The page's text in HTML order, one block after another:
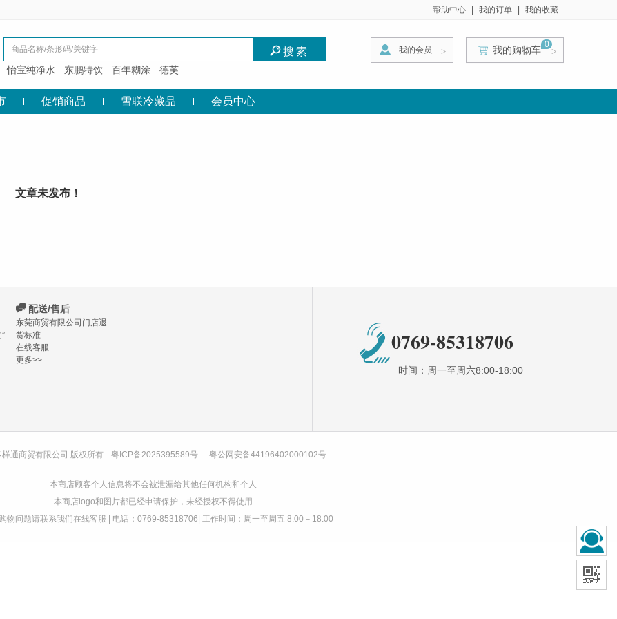
帮助中心 我的订单 我的收藏
I搜索
怡宝纯净水 东鹏特饮 百年糊涂 德芙
>
我的会员 > >
0
我的购物车
促销商品 雪联冷藏品 会员中心
文章未发布！
C配送/售后
东莞商贸有限公司门店退
货标准
在线客服
更多>>
0769-85318706
时间：周一至周六8:00-18:00
样通商贸有限公司 版权所有 粤ICP备2025395589号 粤公网安备44196402000102号
本商店顾客个人信息将不会被泄漏给其他任何机构和个人
本商店logo和图片都已经申请保护，未经授权不得使用
物问题请联系我们在线客服 | 电话：0769-85318706| 工作时间：周一至周五 8:00－18:00